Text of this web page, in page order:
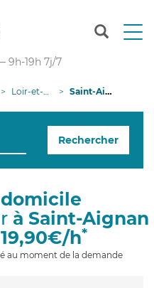
T
n
g
i
9h-19h 7j/7
Loir-et-Cher Saint-Aignan
Rechercher
domicile
à Saint-Aignan
19,90€/h*
au moment de la demande